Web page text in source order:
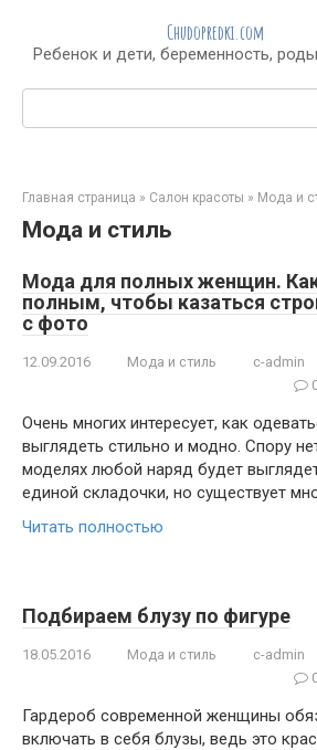
контенту
Chudopredki.com
Ребенок и дети, беременность,
Поиск:
Главная страница » Салон красоты » Мода и
Мода и стиль
Мода для полных женщин.
полным, чтобы казаться
с фото
12.09.2016 Мода и стиль
c-admin
Очень многих интересует, как
выглядеть стильно и модно. Спору
моделях любой наряд будет
единой складочки, но существует
Читать полностью
Подбираем блузу по фигуре
18.05.2016 Мода и стиль
c-admin
Гардероб современной женщины
включать в себя блузы, ведь это